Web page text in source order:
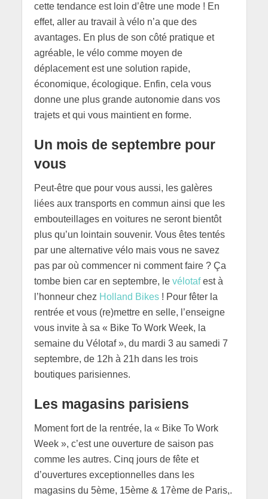
cette tendance est loin d’être une mode ! En
effet, aller au travail à vélo n’a que des
avantages. En plus de son côté pratique et
agréable, le vélo comme moyen de
déplacement est une solution rapide,
économique, écologique. Enfin, cela vous
donne une plus grande autonomie dans vos
trajets et qui vous maintient en forme.
Un mois de septembre pour
vous
Peut-être que pour vous aussi, les galères
liées aux transports en commun ainsi que les
embouteillages en voitures ne seront bientôt
plus qu’un lointain souvenir. Vous êtes tentés
par une alternative vélo mais vous ne savez
pas par où commencer ni comment faire ? Ça
tombe bien car en septembre, le vélotafest à
l’honneur chez Holland Bikes! Pour fêter la
rentrée et vous (re)mettre en selle, l’enseigne
vous invite à sa « Bike To Work Week, la
semaine du Vélotaf », du mardi 3 au samedi 7
septembre, de 12h à 21h dans les trois
boutiques parisiennes.
Les magasins parisiens
Moment fort de la rentrée, la « Bike To Work
Week », c’est une ouverture de saison pas
comme les autres. Cinq jours de fête et
d’ouvertures exceptionnelles dans les
magasins du 5ème, 15ème & 17ème de Paris,.